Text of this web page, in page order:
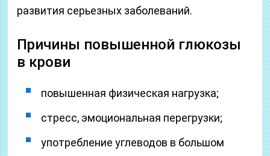
развития серьезных заболеваний.
Причины повышенной глюкозы
в крови
повышенная физическая нагрузка;
стресс, эмоциональная перегрузки;
употребление углеводов в большом